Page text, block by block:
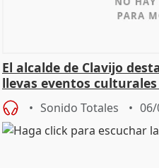
El alcalde de Clavijo
llevas eventos
Sonido Totales